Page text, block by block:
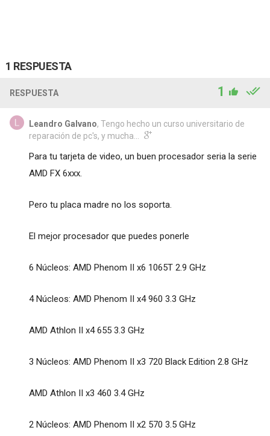
1 RESPUESTA
RESPUESTA 1
Leandro Galvano, Tengo hecho un curso universitario de
reparación de pc's, y mucha...
Para tu tarjeta de video, un buen procesador seria la serie
AMD FX 6xxx.
Pero tu placa madre no los soporta.
El mejor procesador que puedes ponerle
6 Núcleos: AMD Phenom II x6 1065T 2.9 GHz
4 Núcleos: AMD Phenom II x4 960 3.3 GHz
AMD Athlon II x4 655 3.3 GHz
3 Núcleos: AMD Phenom II x3 720 Black Edition 2.8 GHz
AMD Athlon II x3 460 3.4 GHz
2 Núcleos: AMD Phenom II x2 570 3.5 GHz